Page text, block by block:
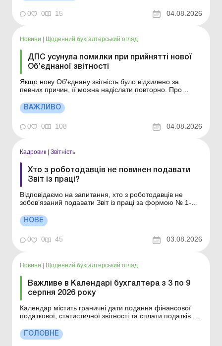
використовуючи показники, які містились у
скасованом...
0 0 15 04.08.2026
Новини Щоденний бухгалтерський огляд
ДПС усунула помилки при прийнятті нової
Об’єднаної звітності
Якщо нову Об’єднану звітність було відхилено за
певних причин, її можна надіслати повторно. Про
темою: Об’єднана звітність з ПДФО, ВЗ та ЄСВ: як
подаємо у 2026 році З 1 серпня 2026 року ДПС спільно
з ПФУ розпочали приймання нових форм под...
ВАЖЛИВО
0 0 108 04.08.2026
Кадровик Звітність
Хто з роботодавців не повинен подавати
Звіт із праці?
Відповідаємо на запитання, хто з роботодавців не
зобов’язаний подавати Звіт із праці за формою № 1-
ПВ? Чи повинен ФОП із найманими працівниками
подавати Звіт із праці? Як визначають підприємства, які
потрапляють до статистичного спостереженн...
НОВЕ
0 0 45 03.08.2026
Новини | Щоденний бухгалтерський огляд
Важливе в Календарі бухгалтера з 3 по 9
серпня 2026 року
Календар містить граничні дати подання фінансової
податкової, статистичної звітності та сплати податків у
від наших експертів. Якщо у вас під рукою Календар
бухгалтера від Uteka, ви не пропустите важливі дати
ГОЛОВНЕ